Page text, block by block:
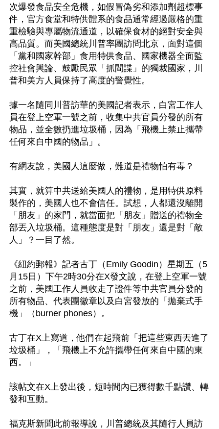
次爆發食品安全危機，如假冒偽劣和添加劑超標事
件，官方食堂和特供體系的食品通常經過嚴格的重
重檢驗與專屬物流通道，以確保食材的絕對安全與
高品質。而美國總統川普率團訪問北京，面對這個
「黨和國家幹部」食用特供食品、國家機器全面監
控社會輿論、鼓勵民眾「抓間諜」的獨裁國家，川
普和美方人員保持了高度的警覺性。
據一名隨同川普訪華的美國記者表示，白宮工作人
員在登上空軍一號之前，收集中共官員分發的所有
物品，並全數扔進垃圾桶，因為「飛機上禁止攜帶
任何來自中國的物品」。
有網友說，美國人這麼做，難道是禮物怕有毒？
其實，就算中共送給美國人的禮物，是用特供原料
製作的，美國人也不會信任。試想，人都還沒離開
「朋友」的家門，就當面把「朋友」贈送的禮物全
部丟入垃圾桶。這種態度是對「朋友」還是對「敵
人」？一目了然。
《紐約郵報》記者古丁（Emily Goodin）星期五（5
月15日）下午2時30分在X發文說，在登上空軍一號
之前，美國工作人員收走了證件等中共官員分發的
所有物品、代表團徽章以及白宮發放的「拋棄式手
機」（burner phones）。
古丁在X上寫道，他們在起飛前「把這些東西丟進了
垃圾桶」，「飛機上不允許攜帶任何來自中國的東
西。」
該帖文在X上發出後，短時間內已獲得數千點讚、轉
發和互動。
福克斯新聞此前報導說，川普總統及其隨行人員訪